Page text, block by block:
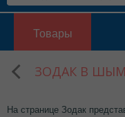
Товары
ЗОДАК В
На странице Зодак